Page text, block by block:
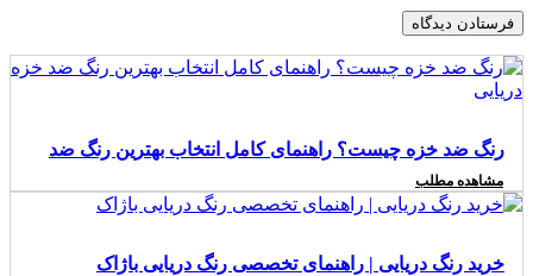
رنگ ضد خزه چیست؟ راهنمای کامل انتخاب بهترین رنگ ضد
خزه دریایی
مشاهده مطلب
خرید رنگ دریایی | راهنمای تخصصی رنگ دریایی باژاک